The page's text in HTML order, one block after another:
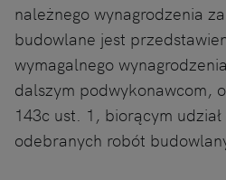
należnego wynagrodzenia
budowlane jest
wymagalnego
dalszym podwykonawcom,
143c ust. 1, biorącym
odebranych robót